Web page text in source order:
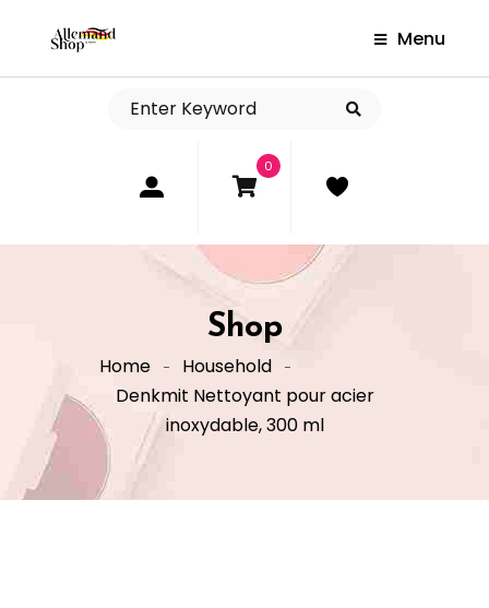
Menu
0
Shop
Home
Household
Denkmit Nettoyant pour acier
inoxydable, 300 ml